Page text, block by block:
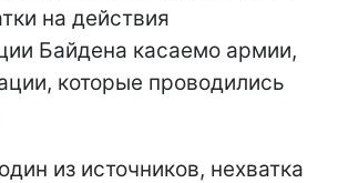
на действия
Байдена касаемо армии,
которые проводились
из источников, нехватка